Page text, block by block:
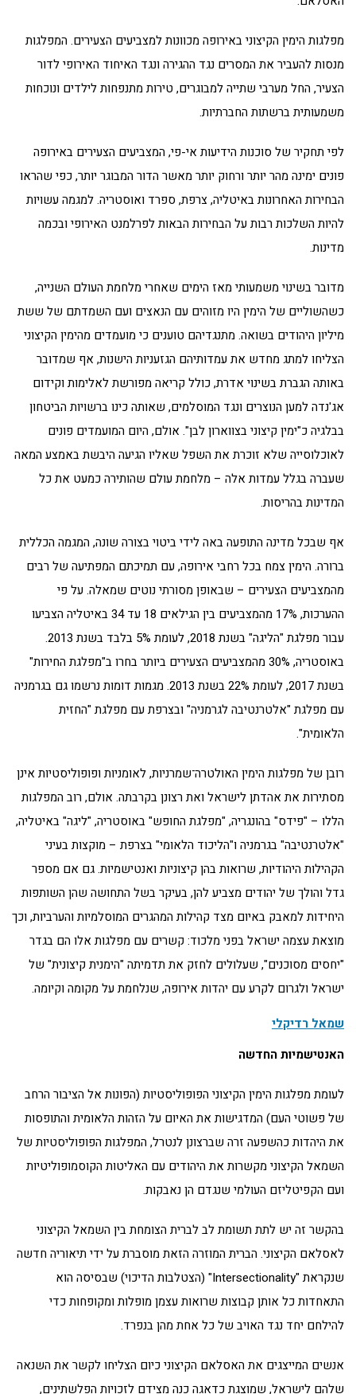
מפלגות הימין הקיצוני באירופה מכוונות למצביעים הצעירים. המפלגות
מנסות להעביר את המסרים נגד ההגירה ונגד האיחוד האירופי לדור
הצעיר, החל מערבי שתייה למבוגרים, טירות מתנפחות לילדים ונוכחות
משמעותית ברשתות החברתיות.
לפי תחקיר של סוכנות הידיעות אי-פי, המצביעים הצעירים באירופה
פונים ימינה מהר יותר ורחוק יותר מאשר הדור המבוגר יותר, כפי שהראו
הבחירות האחרונות באיטליה, צרפת, ספרד ואוסטריה. למגמה עשויות
להיות השלכות רבות על הבחירות הבאות לפרלמנט האירופי ובכמה
מדינות.
מדובר בשינוי משמעותי מאז הימים שאחרי מלחמת העולם השנייה,
כשהשוליים של הימין היו מזוהים עם הנאצים ועם השמדתם של ששת
מיליון היהודים בשואה. מתנגדיהם טוענים כי מועמדים מהימין הקיצוני
הצליחו למתג מחדש את עמדותיהם הגזעניות הישנות, אף שמדובר
באותה הגברת בשינוי אדרת, כולל קריאה מפורשת לאלימות וקידום
אג'נדה למען הנוצרים ונגד המוסלמים, שאותה כינו ברשויות הביטחון
בבלגיה כ"ימין קיצוני בצווארון לבן". אולם, היום המועמדים פונים
לאוכלוסייה שלא זוכרת את השפל שאליו הגיעה היבשת באמצע המאה
שעברה בגלל עמדות אלה – מלחמת עולם שהותירה כמעט את כל
המדינות בהריסות.
אף שבכל מדינה התופעה באה לידי ביטוי בצורה שונה, המגמה הכללית
ברורה. הימין צמח בכל רחבי אירופה, עם תמיכתם המפתיעה של רבים
מהמצביעים הצעירים – שבאופן מסורתי נוטים שמאלה. על פי
ההערכות, 17% מהמצביעים בין הגילאים 18 עד 34 באיטליה הצביעו
עבור מפלגת "הליגה" בשנת 2018, לעומת 5% בלבד בשנת 2013.
באוסטריה, 30% מהמצביעים הצעירים ביותר בחרו ב"מפלגת החירות"
בשנת 2017, לעומת 22% בשנת 2013. מגמות דומות נרשמו גם בגרמניה
עם מפלגת "אלטרנטיבה לגרמניה" ובצרפת עם מפלגת "החזית
הלאומית".
רובן של מפלגות הימין האולטרה־שמרניות, לאומניות ופופוליסטיות אינן
מסתירות את אהדתן לישראל ואת רצונן בקרבתה. אולם, רוב המפלגות
הללו – "פידס" בהונגריה, "מפלגת החופש" באוסטריה, "ליגה" באיטליה,
"אלטרנטיבה" בגרמניה ו"הליכוד הלאומי" בצרפת – מוקצות בעיני
הקהילות היהודיות, שרואות בהן קיצוניות ואנטישמיות. גם אם מספר
גדל והולך של יהודים מצביע להן, בעיקר בשל התחושה שהן השותפות
היחידות למאבק באיום מצד קהילות המהגרים המוסלמיות והערביות, וכך
מוצאת עצמה ישראל בפני מלכוד: קשרים עם מפלגות אלו הם בגדר
"יחסים מסוכנים", שעלולים לחזק את תדמיתה "הימנית קיצונית" של
ישראל ולגרום לקרע עם יהדות אירופה, שנלחמת על מקומה וקיומה.
שמאל רדיקלי
האנטישמיות החדשה
לעומת מפלגות הימין הקיצוני הפופוליסטיות (הפונות אל הציבור הרחב
של פשוטי העם) המדגישות את האיום על הזהות הלאומית והתופסות
את היהדות כהשפעה זרה שברצונן לנטרל, המפלגות הפופוליסטיות של
השמאל הקיצוני מקשרות את היהודים עם האליטות הקוסמופוליטיות
ועם הקפיטליזם העולמי שנגדם הן נאבקות.
בהקשר זה יש לתת תשומת לב לברית הצומחת בין השמאל הקיצוני
לאסלאם הקיצוני. הברית המוזרה הזאת מוסברת על ידי תיאוריה חדשה
שנקראת "Intersectionality" (הצטלבות הדיכוי) שבסיסה הוא
התאחדות כל אותן קבוצות שרואות עצמן מופלות ומקופחות כדי
להילחם יחד נגד האויב של כל אחת מהן בנפרד.
אנשים המייצגים את האסלאם הקיצוני כיום הצליחו לקשר את השנאה
שלהם לישראל, שמוצגת כדאגה כנה מצידם לזכויות הפלשתינים,